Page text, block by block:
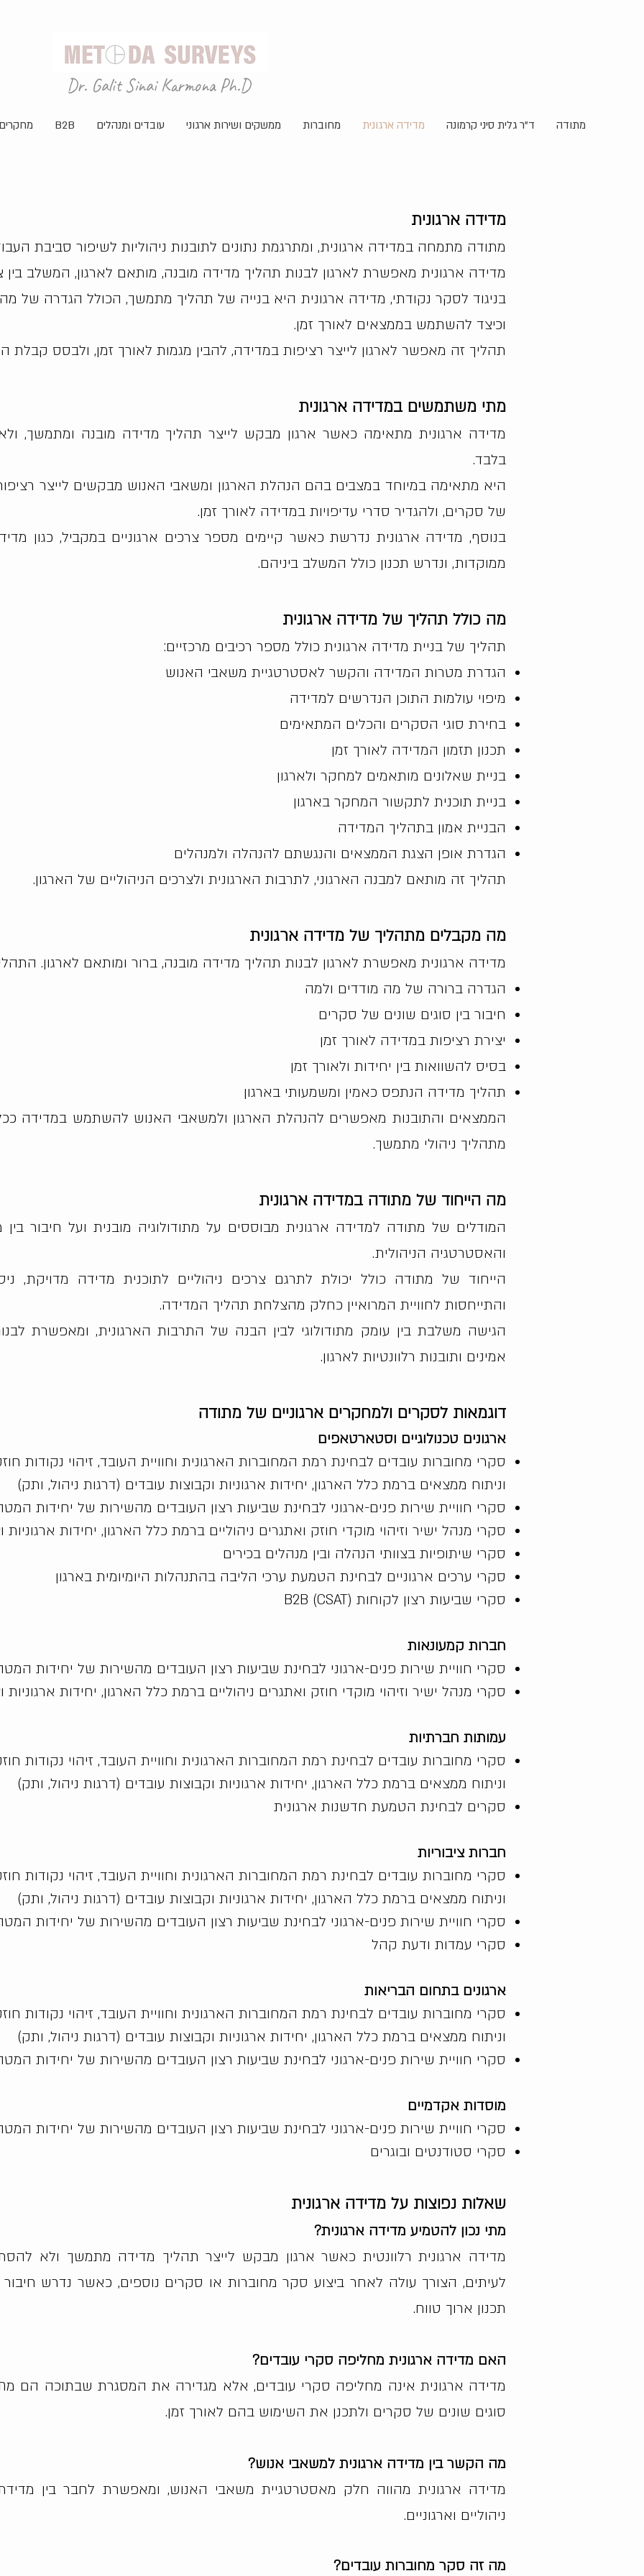
Dr. Galit Sinai Karmona Ph.D
מתודה ד"ר גלית סיני קרמונה מדידה ארגונית מחוברות ממשקים ושירות ארגוני עובדים ומנהלים B2B מחקרים
מדידה ארגונית
מתודה מתמחה במדידה ארגונית, ומתרגמת נתונים לתובנות ניהוליות לשיפור סביבת
מדידה ארגונית מאפשרת לארגון לבנות תהליך מדידה מובנה, מותאם לארגון, המשלב בין
בניגוד לסקר נקודתי, מדידה ארגונית היא בנייה של תהליך מתמשך, הכולל הגדרה של
וכיצד להשתמש בממצאים לאורך זמן.
תהליך זה מאפשר לארגון לייצר רציפות במדידה, להבין מגמות לאורך זמן, ולבסס קבלת
מתי משתמשים במדידה ארגונית
מדידה ארגונית מתאימה כאשר ארגון מבקש לייצר תהליך מדידה מובנה ומתמשך,
בלבד.
היא מתאימה במיוחד במצבים בהם הנהלת הארגון ומשאבי האנוש מבקשים לייצר
של סקרים, ולהגדיר סדרי עדיפויות במדידה לאורך זמן.
בנוסף, מדידה ארגונית נדרשת כאשר קיימים מספר צרכים ארגוניים במקביל, כגון
ממוקדות, ונדרש תכנון כולל המשלב ביניהם.
מה כולל תהליך של מדידה ארגונית
תהליך של בניית מדידה ארגונית כולל מספר רכיבים מרכזיים:
הגדרת מטרות המדידה והקשר לאסטרטגיית משאבי האנוש
מיפוי עולמות התוכן הנדרשים למדידה
בחירת סוגי הסקרים והכלים המתאימים
תכנון תזמון המדידה לאורך זמן
בניית שאלונים מותאמים למחקר ולארגון
בניית תוכנית לתקשור המחקר בארגון
הבניית אמון בתהליך המדידה
הגדרת אופן הצגת הממצאים והנגשתם להנהלה ולמנהלים
תהליך זה מותאם למבנה הארגוני, לתרבות הארגונית ולצרכים הניהוליים של הארגון.
מה מקבלים מתהליך של מדידה ארגונית
מדידה ארגונית מאפשרת לארגון לבנות תהליך מדידה מובנה, ברור ומותאם לארגון.
הגדרה ברורה של מה מודדים ולמה
חיבור בין סוגים שונים של סקרים
יצירת רציפות במדידה לאורך זמן
בסיס להשוואות בין יחידות ולאורך זמן
תהליך מדידה הנתפס כאמין ומשמעותי בארגון
הממצאים והתובנות מאפשרים להנהלת הארגון ולמשאבי האנוש להשתמש במדידה
מתהליך ניהולי מתמשך.
מה הייחוד של מתודה במדידה ארגונית
המודלים של מתודה למדידה ארגונית מבוססים על מתודולוגיה מובנית ועל חיבור בין
והאסטרטגיה הניהולית.
הייחוד של מתודה כולל יכולת לתרגם צרכים ניהוליים לתוכנית מדידה מדויקת,
והתייחסות לחוויית המרואיין כחלק מהצלחת תהליך המדידה.
הגישה משלבת בין עומק מתודולוגי לבין הבנה של התרבות הארגונית, ומאפשרת
אמינים ותובנות רלוונטיות לארגון.
דוגמאות לסקרים ולמחקרים ארגוניים של מתודה
ארגונים טכנולוגיים וסטארטאפים
סקרי מחוברות עובדים לבחינת רמת המחוברות הארגונית וחוויית העובד, זיהוי נקודות
וניתוח ממצאים ברמת כלל הארגון, יחידות ארגוניות וקבוצות עובדים (דרגות ניהול, ותק)
סקרי חוויית שירות פנים-ארגוני לבחינת שביעות רצון העובדים מהשירות של יחידות
סקרי מנהל ישיר וזיהוי מוקדי חוזק ואתגרים ניהוליים ברמת כלל הארגון, יחידות ארגוניות
סקרי שיתופיות בצוותי הנהלה ובין מנהלים בכירים
סקרי ערכים ארגוניים לבחינת הטמעת ערכי הליבה בהתנהלות היומיומית בארגון
סקרי שביעות רצון לקוחות B2B (CSAT)
חברות קמעונאות
סקרי חוויית שירות פנים-ארגוני לבחינת שביעות רצון העובדים מהשירות של יחידות
סקרי מנהל ישיר וזיהוי מוקדי חוזק ואתגרים ניהוליים ברמת כלל הארגון, יחידות ארגוניות
עמותות חברתיות
סקרי מחוברות עובדים לבחינת רמת המחוברות הארגונית וחוויית העובד, זיהוי נקודות
וניתוח ממצאים ברמת כלל הארגון, יחידות ארגוניות וקבוצות עובדים (דרגות ניהול, ותק)
סקרים לבחינת הטמעת חדשנות ארגונית
חברות ציבוריות
סקרי מחוברות עובדים לבחינת רמת המחוברות הארגונית וחוויית העובד, זיהוי נקודות
וניתוח ממצאים ברמת כלל הארגון, יחידות ארגוניות וקבוצות עובדים (דרגות ניהול, ותק)
סקרי חוויית שירות פנים-ארגוני לבחינת שביעות רצון העובדים מהשירות של יחידות
סקרי עמדות ודעת קהל
ארגונים בתחום הבריאות
סקרי מחוברות עובדים לבחינת רמת המחוברות הארגונית וחוויית העובד, זיהוי נקודות
וניתוח ממצאים ברמת כלל הארגון, יחידות ארגוניות וקבוצות עובדים (דרגות ניהול, ותק)
סקרי חוויית שירות פנים-ארגוני לבחינת שביעות רצון העובדים מהשירות של יחידות
מוסדות אקדמיים
סקרי חוויית שירות פנים-ארגוני לבחינת שביעות רצון העובדים מהשירות של יחידות
סקרי סטודנטים ובוגרים
שאלות נפוצות על מדידה ארגונית
מתי נכון להטמיע מדידה ארגונית?
מדידה ארגונית רלוונטית כאשר ארגון מבקש לייצר תהליך מדידה מתמשך ולא
לעיתים, הצורך עולה לאחר ביצוע סקר מחוברות או סקרים נוספים, כאשר נדרש
תכנון ארוך טווח.
האם מדידה ארגונית מחליפה סקרי עובדים?
מדידה ארגונית אינה מחליפה סקרי עובדים, אלא מגדירה את המסגרת שבתוכה הם
סוגים שונים של סקרים ולתכנן את השימוש בהם לאורך זמן.
מה הקשר בין מדידה ארגונית למשאבי אנוש?
מדידה ארגונית מהווה חלק מאסטרטגיית משאבי האנוש, ומאפשרת לחבר בין מדידת
ניהוליים וארגוניים.
מה זה סקר מחוברות עובדים?